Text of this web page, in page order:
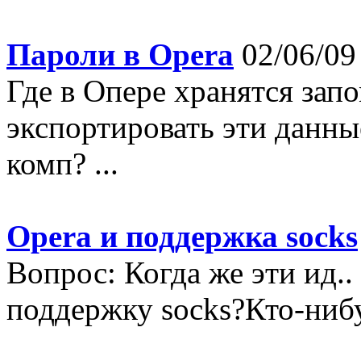
Пароли в Opera 02/06/
Где в Опере хранятся
экспортировать эти
комп? ...
Opera и поддержка socks
Вопрос: Когда же эти ид..
поддержку socks?Кто-